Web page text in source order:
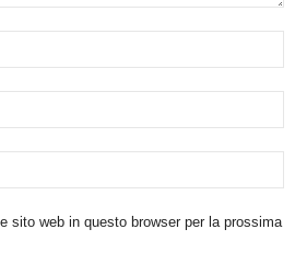
sito web in questo browser per la prossima